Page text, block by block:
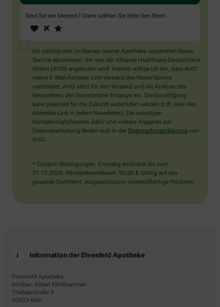
Sind Sie ein Mensch? Dann wählen Sie bitte den Stern.
Sind
Sie
ein
Mensch?
Dann
wählen
Sie
bitte
den
Stern.
1 2
Ich möchte den im Namen meiner Apotheke versandten News-
Service abonnieren, der von der Alliance Healthcare Deutschland
GmbH (AHD) angeboten wird. Hiermit willige ich ein, dass AHD
meine E-Mail-Adresse zum Versand des News-Service
verarbeitet. AHD setzt für den Versand und die Analyse des
Newsletters den Dienstleister Emarsys ein. Die Einwilligung
kann jederzeit für die Zukunft widerrufen werden (z.B. über den
Abmelde-Link in jedem Newsletter). Die sonstigen
Kontaktmöglichkeiten dafür und weitere Angaben zur
Datenverarbeitung finden sich in der Datenschutzerklärung von
AHD.
* Coupon-Bedingungen: Einmalig einlösbar bis zum
31.12.2026. Mindestbestellwert: 50,00 €. Gültig auf das
gesamte Sortiment, ausgeschlossen rezeptpflichtige Produkte.
Information der Ehrenfeld Apotheke
Ehrenfeld Apotheke
Inhaber: Albert Klinkhammer
Thebäerstraße 9
50823 Köln